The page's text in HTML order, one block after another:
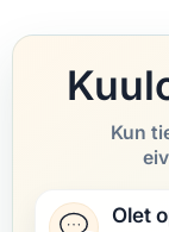
Kun
Olet